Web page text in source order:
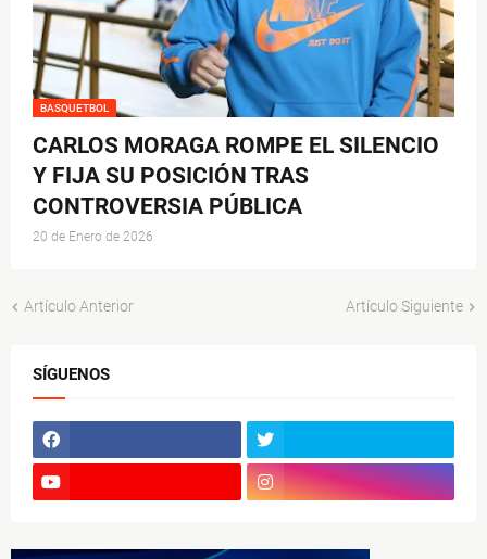
BASQUETBOL
CARLOS MORAGA ROMPE EL SILENCIO
Y FIJA SU POSICIÓN TRAS
CONTROVERSIA PÚBLICA
20 de Enero de 2026
Artículo Anterior Artículo Siguiente
SÍGUENOS